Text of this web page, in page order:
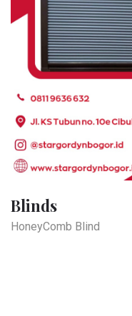
Blinds
HoneyComb Blind